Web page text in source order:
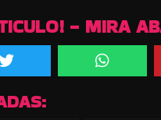
- MIRA